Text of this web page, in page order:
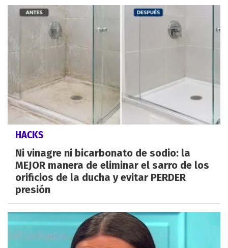
HACKS
Ni vinagre ni bicarbonato de sodio: la
MEJOR manera de eliminar el sarro de los
orificios de la ducha y evitar PERDER
presión